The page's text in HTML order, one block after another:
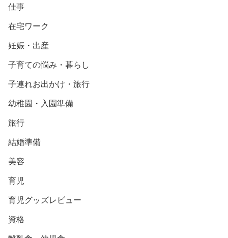
仕事
在宅ワーク
妊娠・出産
子育ての悩み・暮らし
子連れお出かけ・旅行
幼稚園・入園準備
旅行
結婚準備
美容
育児
育児グッズレビュー
資格